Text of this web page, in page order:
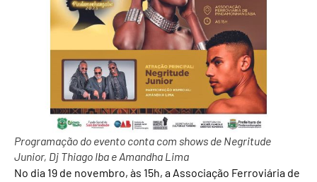
Programação do evento conta com shows de Negritude
Junior, Dj Thiago Iba e Amandha Lima
No dia 19 de novembro, às 15h, a Associação Ferroviária de